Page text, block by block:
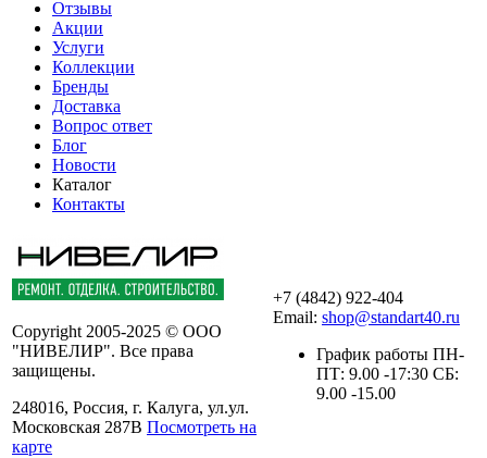
Отзывы
Акции
Услуги
Коллекции
Бренды
Доставка
Вопрос ответ
Блог
Новости
Каталог
Контакты
Copyright 2005-2025 © ООО
"НИВЕЛИР". Все права
защищены.
248016, Россия, г. Калуга, ул.ул.
Московская 287В Посмотреть на
карте
+7 (4842) 922-404
Email: shop@standart40.ru
График работы ПН-
ПТ: 9.00 -17:30 СБ:
9.00 -15.00